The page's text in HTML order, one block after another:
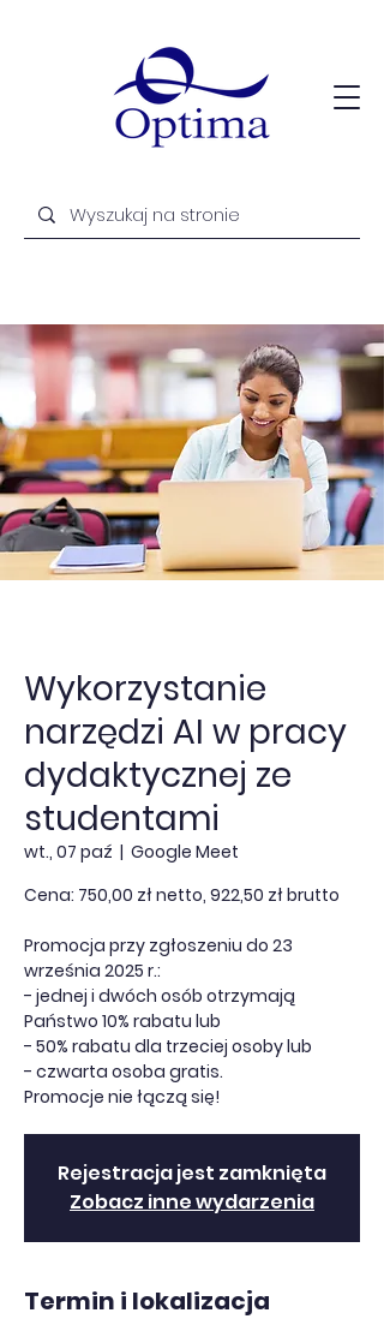
Wykorzystanie
narzędzi AI w pracy
dydaktycznej ze
studentami
wt., 07 paź
  |
Google Meet
Cena: 750,00 zł netto, 922,50 zł brutto
Promocja przy zgłoszeniu do 23
września 2025 r.:
- jednej i dwóch osób otrzymają
Państwo 10% rabatu lub
- 50% rabatu dla trzeciej osoby lub
- czwarta osoba gratis.
Promocje nie łączą się!
Rejestracja jest zamknięta
Zobacz inne wydarzenia
Termin i lokalizacja